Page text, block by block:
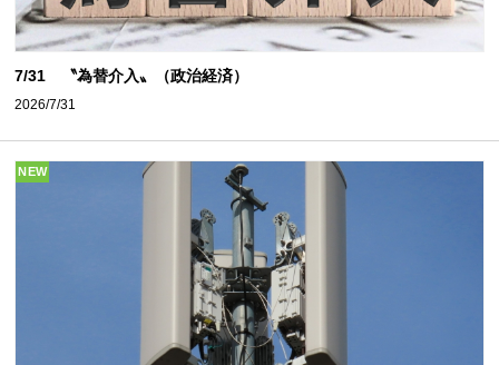
7/31 〝為替介入〟（政治経済）
2026/7/31
NEW